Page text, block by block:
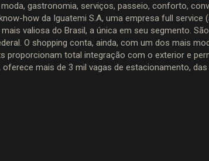
gastronomia, serviços, passeio, conforto,
how da Iguatemi S.A, uma empresa full service
valiosa do Brasil, a única em seu segmento.
O shopping conta, ainda, com um dos mais
proporcionam total integração com o exterior e
mais de 3 mil vagas de estacionamento, das